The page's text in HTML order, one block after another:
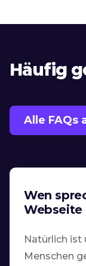
Häufig
Alle FAQs
Wen
Webseite
Natürlich ist
Menschen